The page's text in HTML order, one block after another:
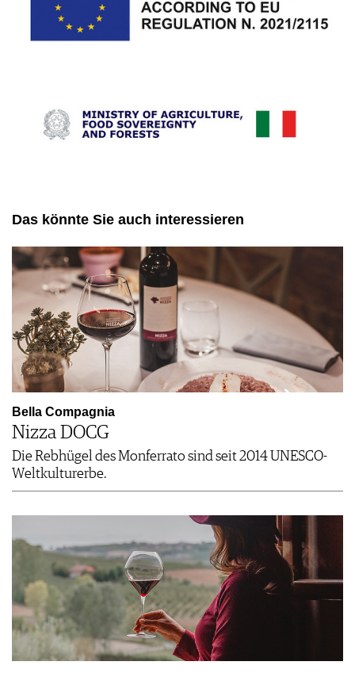
Das könnte Sie auch interessieren
Bella Compagnia
Nizza DOCG
Die Rebhügel des Monferrato sind seit 2014 UNESCO-
Weltkulturerbe.